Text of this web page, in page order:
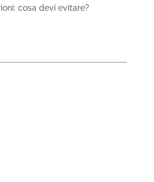
cosa devi evitare?